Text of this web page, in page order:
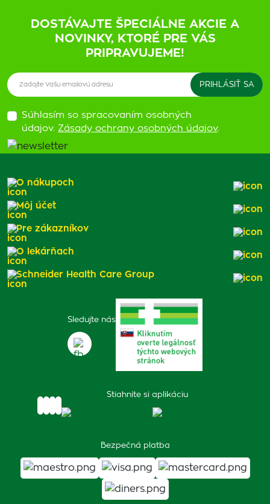
DOSTÁVAJTE ŠPECIÁLNE AKCIE A
NOVINKY, KTORÉ PRE VÁS
PRIPRAVUJEME!
Súhlasím so spracovaním osobných
údajov. Zásady ochrany osobných údajov.
Sledujte nás
Stiahnite si aplikáciu
Bezpečná platba
O nákupoch
Môj účet
Pre zákazníkov
O lekárňach
Schneider Health Care Group